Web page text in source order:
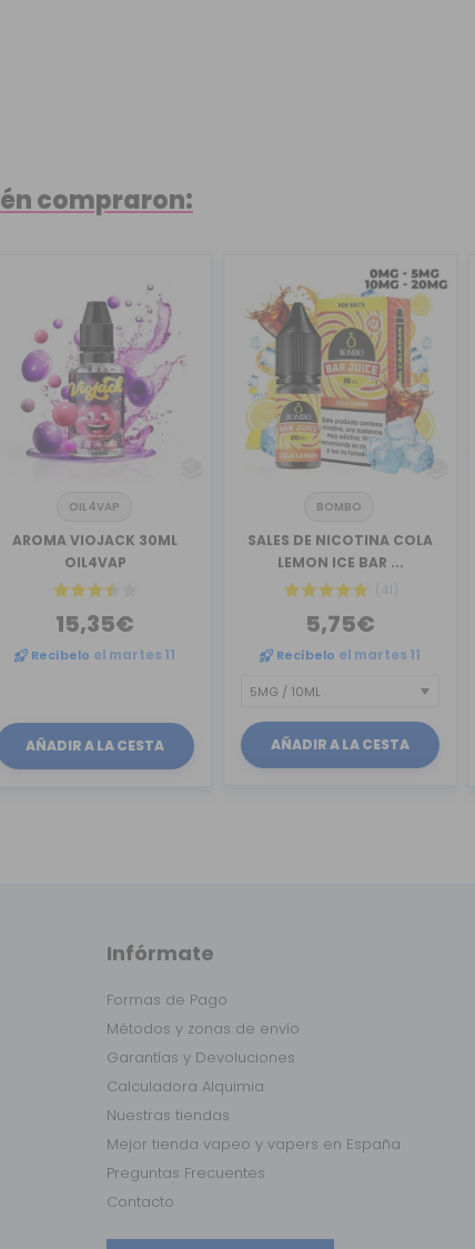
compraron:
OIL4VAP
AROMA VIOJACK 30ML
OIL4VAP
15,35€
Recíbelo el martes 11
AÑADIR A LA CESTA
BOMBO
SALES DE NICOTINA COLA
LEMON ICE BAR ...
(41)
5,75€
Recíbelo el martes 11
AÑADIR A LA CESTA
Infórmate
Formas de Pago
Métodos y zonas de envío
Garantías y Devoluciones
Calculadora Alquimia
Nuestras tiendas
Mejor tienda vapeo y vapers en España
Preguntas Frecuentes
Contacto